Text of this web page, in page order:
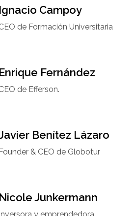
Ignacio Campoy​
de Formación Universitaria​
Enrique Fernández
de Efferson.
Benítez Lázaro
& CEO de Globotur​
Nicole Junkermann​